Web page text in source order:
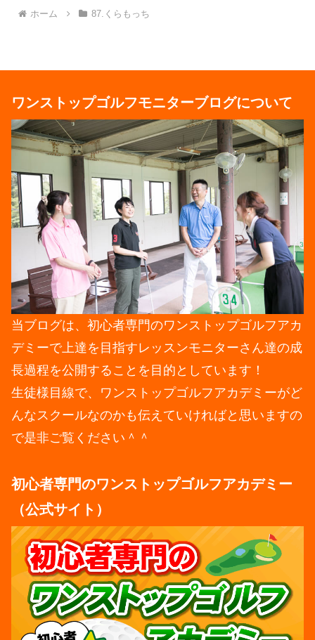
ホーム 87.くらもっち
ワンストップゴルフモニターブログについて
当ブログは、初心者専門のワンストップゴルフアカ
デミーで上達を目指すレッスンモニターさん達の成
長過程を公開することを目的としています！
生徒様目線で、ワンストップゴルフアカデミーがど
んなスクールなのかも伝えていければと思いますの
で是非ご覧ください＾＾
初心者専門のワンストップゴルフアカデミー
（公式サイト）